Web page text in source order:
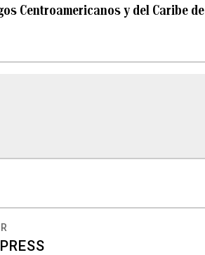
Centroamericanos y del Caribe de